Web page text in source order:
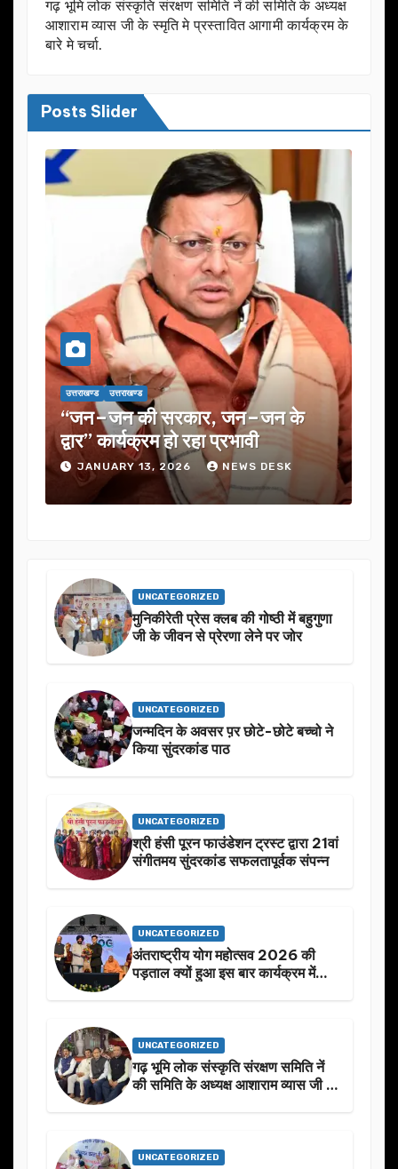
गढ़ भूमि लोक संस्कृति संरक्षण समिति नें की समिति के अध्यक्ष
आशाराम व्यास जी के स्मृति मे प्रस्तावित आगामी कार्यक्रम के
बारे मे चर्चा.
Posts Slider
उत्तराखण्ड उत्तराखण्ड
“जन–जन की सरकार, जन–जन के
द्वार” कार्यक्रम हो रहा प्रभावी
JANUARY 13, 2026 NEWS DESK
उत्तराखण्ड
में कई
UNCATEGORIZED
मुनिकीरेती प्रेस क्लब की गोष्ठी में बहुगुणा
जी के जीवन से प्रेरणा लेने पर जोर
UNCATEGORIZED
जन्मदिन के अवसर प़र छोटे-छोटे बच्चो ने
किया सुंदरकांड पाठ
UNCATEGORIZED
श्री हंसी पूरन फाउंडेशन ट्रस्ट द्वारा 21वां
संगीतमय सुंदरकांड सफलतापूर्वक संपन्न
UNCATEGORIZED
अंतराष्ट्रीय योग महोत्सव 2026 की
पड़ताल क्यों हुआ इस बार कार्यक्रम में
UNCATEGORIZED
गढ़ भूमि लोक संस्कृति संरक्षण समिति नें
की समिति के अध्यक्ष आशाराम व्यास जी के
UNCATEGORIZED